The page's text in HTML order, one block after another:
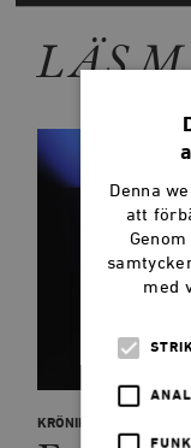
LÄS
KRÖNIKOR
Denna
att
med